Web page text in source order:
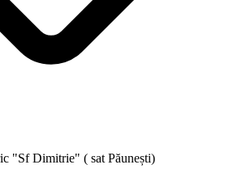
"Sf Dimitrie" ( sat Păunești)